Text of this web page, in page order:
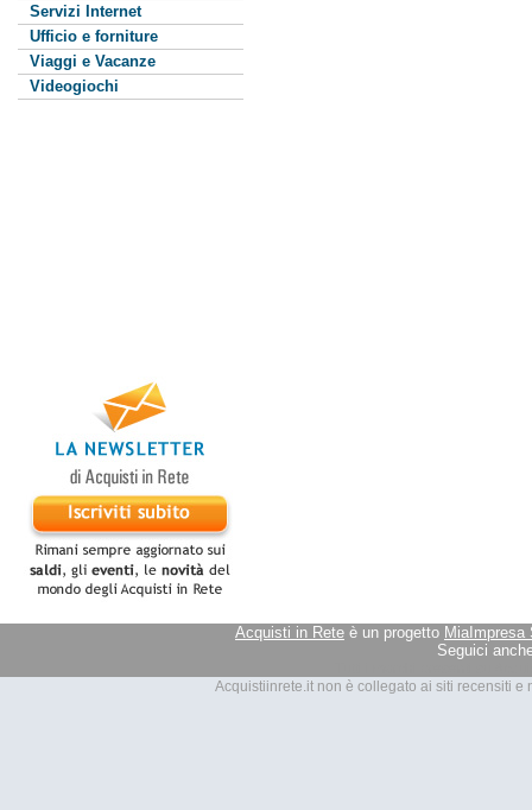
Servizi Internet
Ufficio e forniture
Viaggi e Vacanze
Videogiochi
Acquisti in Rete è un progetto MiaImpresa
Seguici
Acquistiinrete.it non è collegato ai siti recensiti